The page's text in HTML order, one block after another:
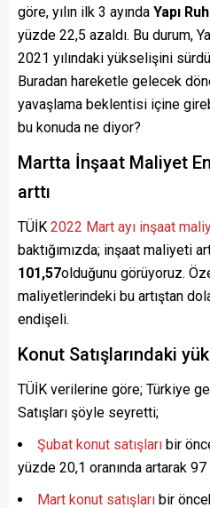
göre, yılın ilk 3 ayında Yapı
yüzde 22,5 azaldı. Bu durum,
2021 yılındaki yükselişini
Buradan hareketle gelecek
yavaşlama beklentisi içine
bu konuda ne diyor?
Martta İnşaat Maliyet
arttı
TÜİK 2022 Mart ayı inşaat
baktığımızda; inşaat maliyeti
101,57olduğunu görüyoruz.
maliyetlerindeki bu artıştan
endişeli.
Konut Satışlarındaki
TÜİK verilerine göre; Türkiye
Satışları şöyle seyretti;
Şubat konut satışları bir
yüzde 20,1 oranında artarak
Mart konut satışları bir